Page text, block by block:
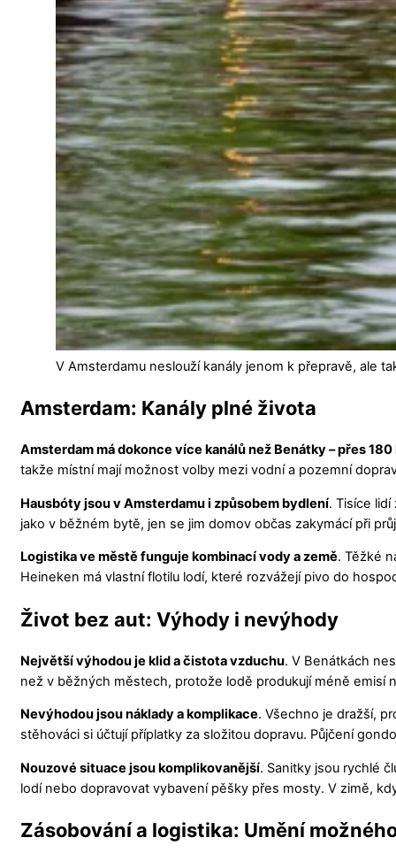
V Amsterdamu neslouží kanály jenom k přepravě, ale
Amsterdam: Kanály plné života
Amsterdam má dokonce více kanálů než Benátky – přes
takže místní mají možnost volby mezi vodní a pozemní
Hausbóty jsou v Amsterdamu i způsobem bydlení. Tisíce
jako v běžném bytě, jen se jim domov občas zakymácí při
Logistika ve městě funguje kombinací vody a země. Těžké
Heineken má vlastní flotilu lodí, které rozvážejí pivo do
Život bez aut: Výhody i nevýhody
Největší výhodou je klid a čistota vzduchu. V Benátkách
než v běžných městech, protože lodě produkují méně emisí
Nevýhodou jsou náklady a komplikace. Všechno je dražší,
stěhováci si účtují příplatky za složitou dopravu. Půjčení
Nouzové situace jsou komplikovanější. Sanitky jsou rychlé
lodí nebo dopravovat vybavení pěšky přes mosty. V zimě,
Zásobování a logistika: Umění